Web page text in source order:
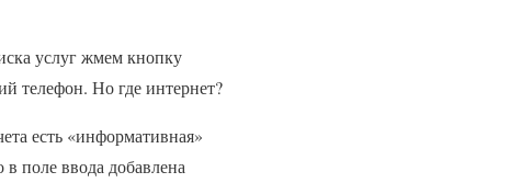
услуг жмем кнопку
телефон. Но где интернет?
есть «информативная»
поле ввода добавлена